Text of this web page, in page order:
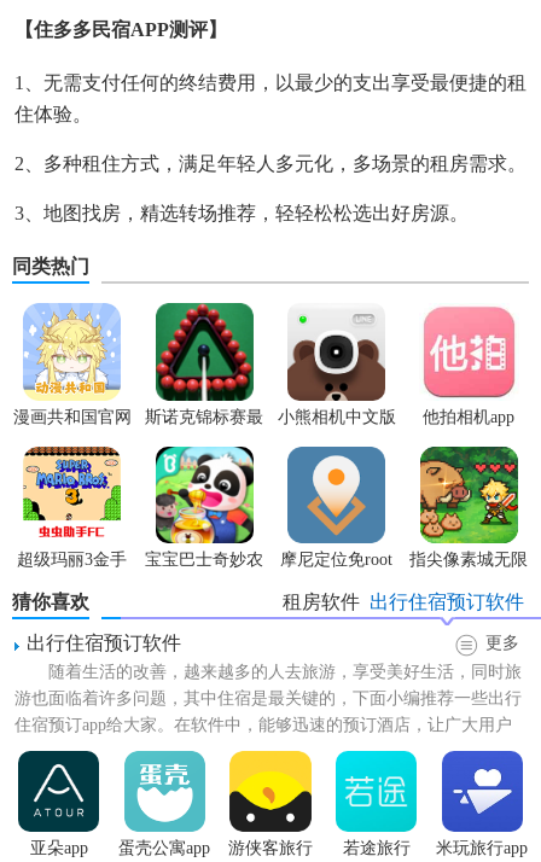
【住多多民宿APP测评】
1、无需支付任何的终结费用，以最少的支出享受最便捷的租
住体验。
2、多种租住方式，满足年轻人多元化，多场景的租房需求。
3、地图找房，精选转场推荐，轻轻松松选出好房源。
同类热门
漫画共和国官网
正版
斯诺克锦标赛最
新版
小熊相机中文版 他拍相机app
超级玛丽3金手
指版
宝宝巴士奇妙农
摩尼定位免root
指尖像素城无限
代金券版
猜你喜欢 出行住宿预订软件
租房软件
出行住宿预订软件
更多
随着生活的改善，越来越多的人去旅游，享受美好生活，同时旅
游也面临着许多问题，其中住宿是最关键的，下面小编推荐一些出行
住宿预订app给大家。在软件中，能够迅速的预订酒店，让广大用户
的出行之旅变得更加的方...
亚朵app 蛋壳公寓app
游侠客旅行
若途旅行 米玩旅行app